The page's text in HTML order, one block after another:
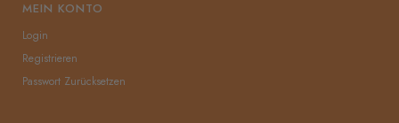
Senna ile her sürüş, sadece bir yolculuk değil;
karakterinizin ve stilinizin yansımasıdır.
DAYANIKLI VE İNCE BİRİNCİ SINIF İTALYAN
MEIN KONTO
Login
Registrieren
Passwort Zurücksetzen